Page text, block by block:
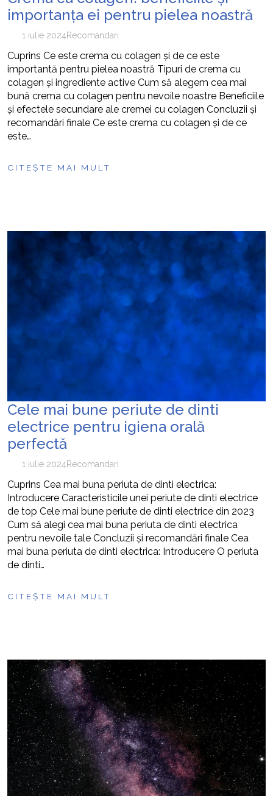
importanța ei pentru pielea noastră
1 iulie 2024Recomandari
Cuprins Ce este crema cu colagen și de ce este
importantă pentru pielea noastră Tipuri de crema cu
colagen și ingrediente active Cum să alegem cea mai
bună crema cu colagen pentru nevoile noastre Beneficiile
și efectele secundare ale cremei cu colagen Concluzii și
recomandări finale Ce este crema cu colagen și de ce
este…
CITEȘTE MAI MULT
Cele mai bune periute de dinti
electrice pentru igiena orală
perfectă
1 iulie 2024Recomandari
Cuprins Cea mai buna periuta de dinti electrica:
Introducere Caracteristicile unei periute de dinti electrice
de top Cele mai bune periute de dinti electrice din 2023
Cum să alegi cea mai buna periuta de dinti electrica
pentru nevoile tale Concluzii și recomandări finale Cea
mai buna periuta de dinti electrica: Introducere O periuta
de dinti…
CITEȘTE MAI MULT